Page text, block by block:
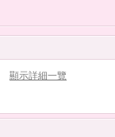
顯示詳細一覽